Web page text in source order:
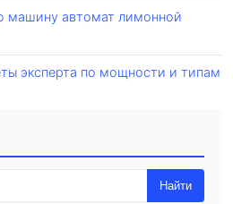
машину автомат лимонной
эксперта по мощности и типам
Найти